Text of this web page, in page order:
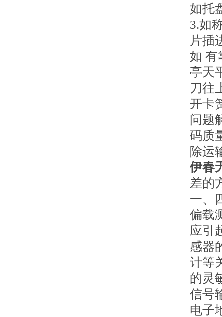
如托
3.如
片插
如 有
亭天
刀往
开卡
问题
码质
除运
伊春
差的
一、
偏载
应引
感器
计等
的灵
信号
电子